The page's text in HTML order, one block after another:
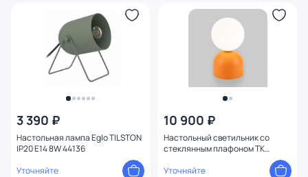
3 390 ₽
Настольная лампа Eglo TILSTON
IP20 E14 8W 44136
Уточняйте
10 900 ₽
Настольный светильник со
стеклянным плафоном TK
Уточняйте